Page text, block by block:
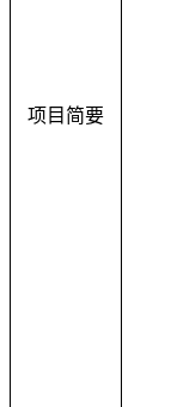
项目简要